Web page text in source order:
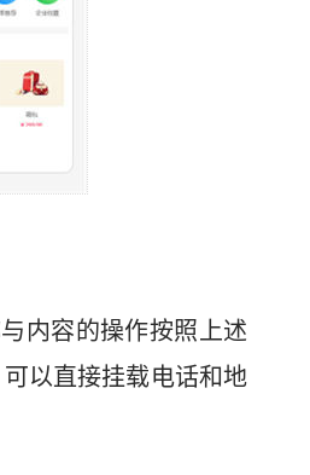
内容的操作按照上述
以直接挂载电话和地